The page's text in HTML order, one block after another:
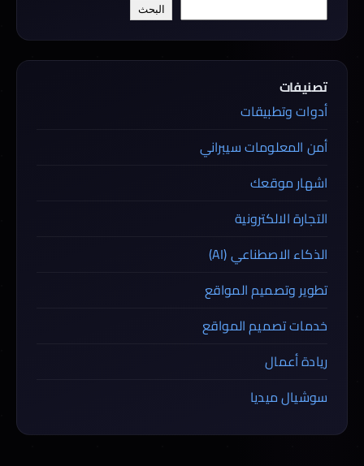
البحث
تصنيفات
أدوات وتطبيقات
أمن المعلومات سيبراني
اشهار موقعك
التجارة الالكترونية
الذكاء الاصطناعي (AI)
تطوير وتصميم المواقع
خدمات تصميم المواقع
ريادة أعمال
سوشيال ميديا